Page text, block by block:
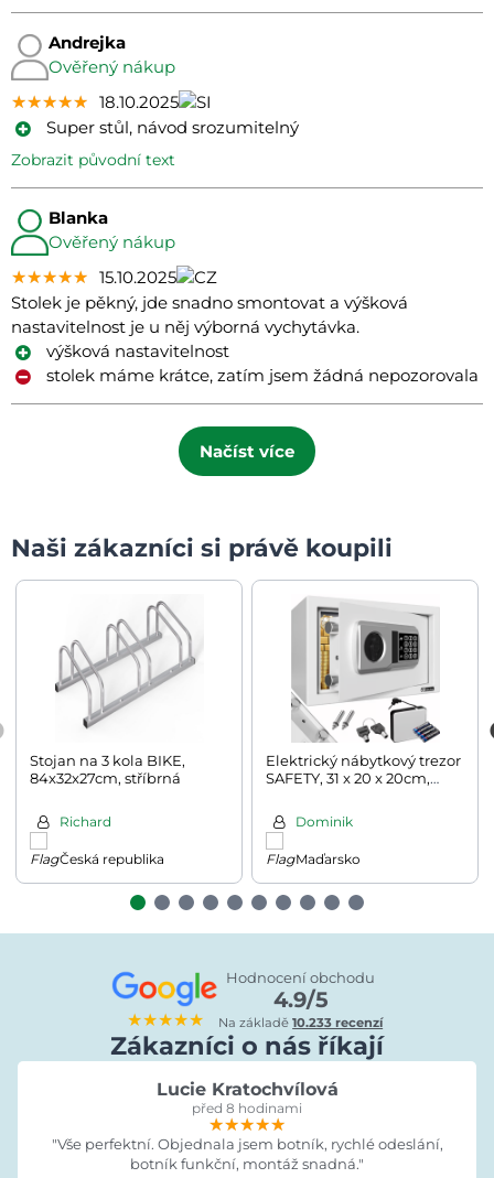
Andrejka
Ověřený nákup
★★★★★
★★★★★
★★★★★ 18.10.2025
Super stůl, návod srozumitelný
zobrazit původní text
Blanka
Ověřený nákup
★★★★★
★★★★★
★★★★★ 15.10.2025
Stolek je pěkný, jde snadno smontovat a výšková
nastavitelnost je u něj výborná vychytávka.
výšková nastavitelnost
stolek máme krátce, zatím jsem žádná nepozorovala
Načíst více
Naši zákazníci si právě koupili
Stojan na 3 kola BIKE,
84x32x27cm, stříbrná
Richard
Česká republika
Elektrický nábytkový trezor
SAFETY, 31 x 20 x 20cm,
Dominik
Maďarsko
★★★★★
Hodnocení obchodu
4.9/5
Na základě10.233 recenzí
Zákazníci o nás říkají
Lucie Kratochvílová
před 8 hodinami
★★★★★
★★★★★
★★★★★
"Vše perfektní. Objednala jsem botník, rychlé odeslání,
botník funkční, montáž snadná."